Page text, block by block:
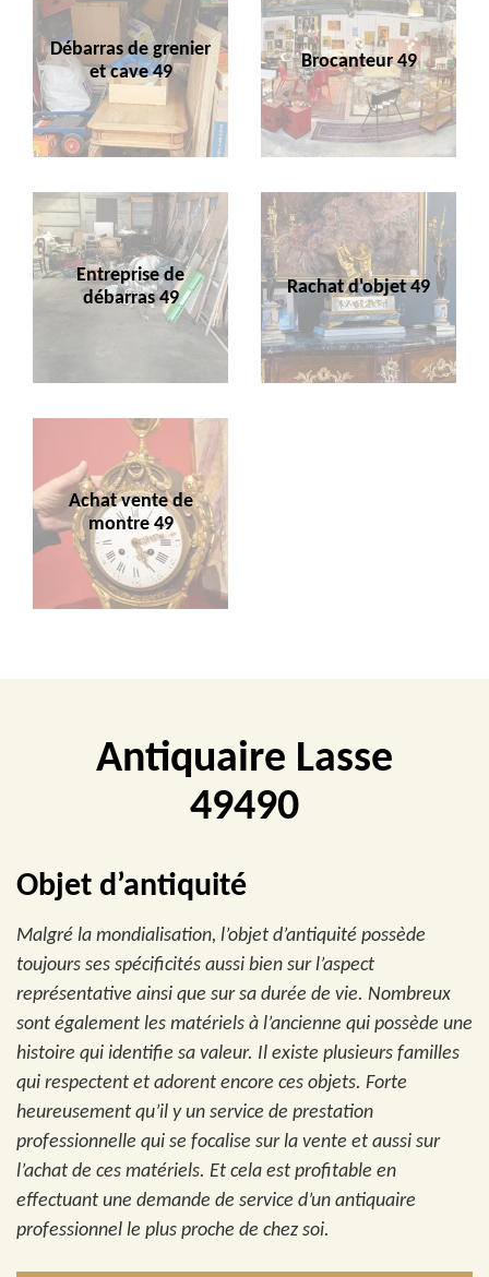
Débarras de grenier
et cave 49
Brocanteur 49
Entreprise de
débarras 49
Rachat d'objet 49
Achat vente de
montre 49
Antiquaire Lasse
49490
Objet d’antiquité
Malgré la mondialisation, l’objet d’antiquité possède
toujours ses spécificités aussi bien sur l’aspect
représentative ainsi que sur sa durée de vie. Nombreux
sont également les matériels à l’ancienne qui possède une
histoire qui identifie sa valeur. Il existe plusieurs familles
qui respectent et adorent encore ces objets. Forte
heureusement qu’il y un service de prestation
professionnelle qui se focalise sur la vente et aussi sur
l’achat de ces matériels. Et cela est profitable en
effectuant une demande de service d’un antiquaire
professionnel le plus proche de chez soi.